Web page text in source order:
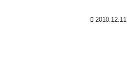
2010.12.11